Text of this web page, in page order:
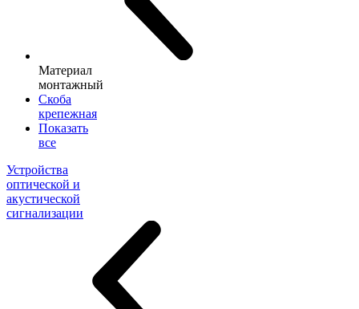
Материал
монтажный
Скоба
крепежная
Показать
все
Устройства
оптической и
акустической
сигнализации